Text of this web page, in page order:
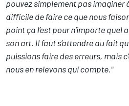
pouvez simplement pas imaginer
difficile de faire ce que nous
point ça l’est pour n’importe quel
son art. Il faut s’attendre au fait
puissions faire des erreurs, mais
nous en relevons qui compte."